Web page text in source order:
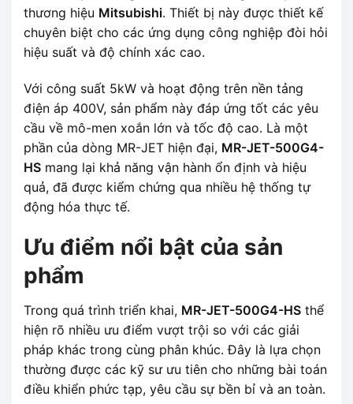
thương hiệu Mitsubishi. Thiết bị này được thiết kế
chuyên biệt cho các ứng dụng công nghiệp đòi hỏi
hiệu suất và độ chính xác cao.
Với công suất 5kW và hoạt động trên nền tảng
điện áp 400V, sản phẩm này đáp ứng tốt các yêu
cầu về mô-men xoắn lớn và tốc độ cao. Là một
phần của dòng MR-JET hiện đại, MR-JET-500G4-
HS mang lại khả năng vận hành ổn định và hiệu
quả, đã được kiểm chứng qua nhiều hệ thống tự
động hóa thực tế.
Ưu điểm nổi bật của sản
phẩm
Trong quá trình triển khai, MR-JET-500G4-HS thể
hiện rõ nhiều ưu điểm vượt trội so với các giải
pháp khác trong cùng phân khúc. Đây là lựa chọn
thường được các kỹ sư ưu tiên cho những bài toán
điều khiển phức tạp, yêu cầu sự bền bỉ và an toàn.